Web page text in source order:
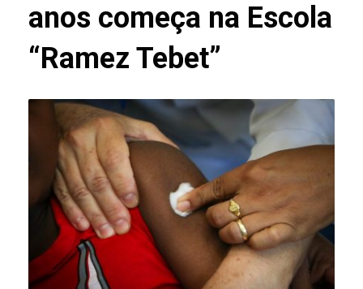
anos começa na Escola
“Ramez Tebet”